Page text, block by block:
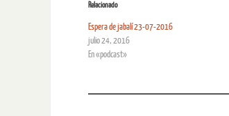
Relacionado
Espera de jabalí 23-07-2016
julio 24, 2016
En «podcast»